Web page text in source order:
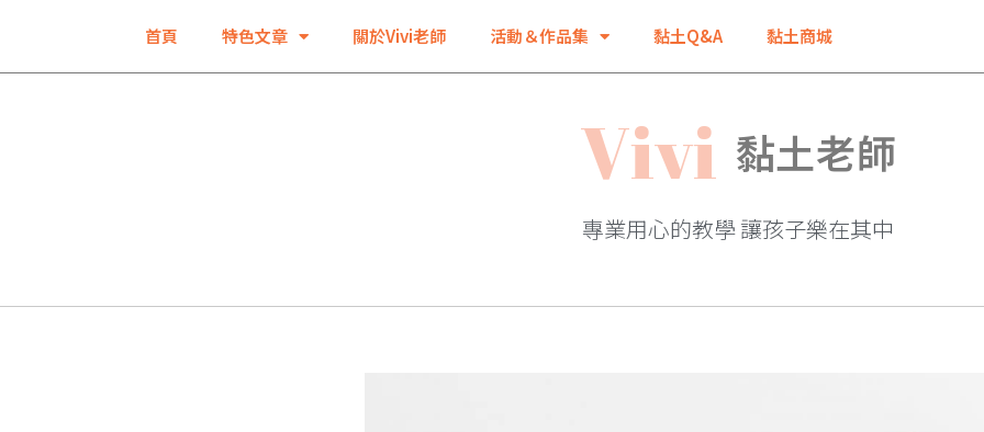
首頁 特色文章 關於Vivi老師 活動＆作品集 黏土Q&A 黏土商城
V iv
i 黏土老師
專業用心的教學 讓孩子樂在其中